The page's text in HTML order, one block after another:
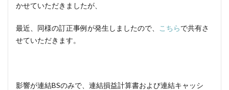
かせていただきましたが、
最近、同様の訂正事例が発生しましたので、 こちらで共有さ
せていただきます。
影響が連結BSのみで、連結損益計算書および連結キャッシ